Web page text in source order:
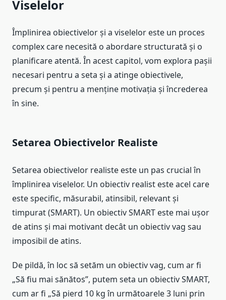
Viselelor
Împlinirea obiectivelor și a viselelor este un proces
complex care necesită o abordare structurată și o
planificare atentă. În acest capitol, vom explora pașii
necesari pentru a seta și a atinge obiectivele,
precum și pentru a menține motivația și încrederea
în sine.
Setarea Obiectivelor Realiste
Setarea obiectivelor realiste este un pas crucial în
împlinirea viselelor. Un obiectiv realist este acel care
este specific, măsurabil, atinsibil, relevant și
timpurat (SMART). Un obiectiv SMART este mai ușor
de atins și mai motivant decât un obiectiv vag sau
imposibil de atins.
De pildă, în loc să setăm un obiectiv vag, cum ar fi
„Să fiu mai sănătos”, putem seta un obiectiv SMART,
cum ar fi „Să pierd 10 kg în următoarele 3 luni prin